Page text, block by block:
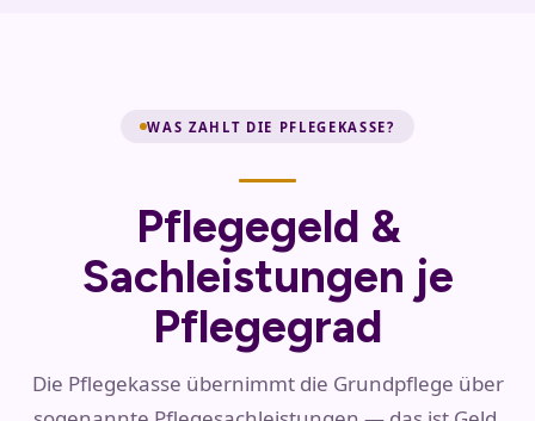
WAS ZAHLT DIE PFLEGEKASSE?
Pflegegeld &
Sachleistungen je
Pflegegrad
Die Pflegekasse übernimmt die Grundpflege über